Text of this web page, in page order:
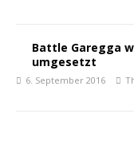
Battle Garegga
umgesetzt
6. September 2016